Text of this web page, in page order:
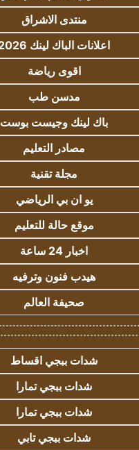
منتدى الاشراق
اعلانات الباك لينك 2026
اقوى رياضة
مدسن طب
باك لينك وجيست بوست
مصادر التعليم
مجلة تقنية
يو ان بي الرياضي
موقع حالة للتعليم
اخبار 24 ساعة
هيدب فنون وترفيه
صحيفة العالم
شدات ببجي اقساط
شدات ببجي تمارا
شدات ببجي تمارا
شدات ببجي تابي